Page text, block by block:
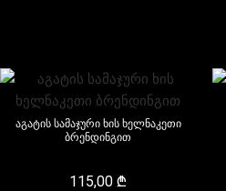
აგატის სამაჯური ხის ხელნაკეთი
ბრენდინგით
115,00₾